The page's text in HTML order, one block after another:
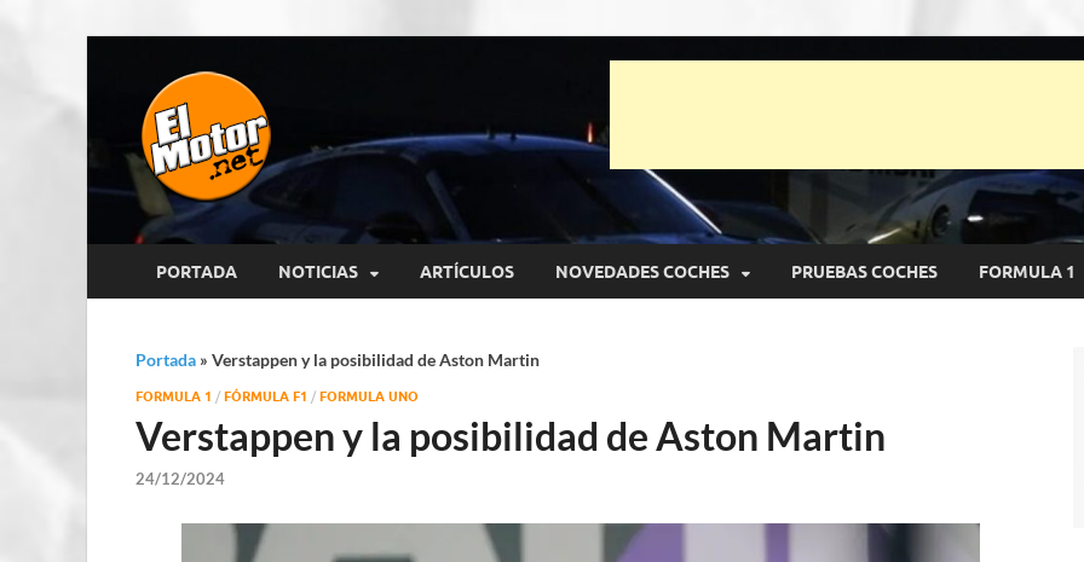
El Motor punto Net
PORTADA NOTICIAS ARTÍCULOS NOVEDADES COCHES PRUEBAS COCHES FORMULA 1
Portada » Verstappen y la posibilidad de Aston Martin
FORMULA 1 / FÓRMULA F1 / FORMULA UNO
Verstappen y la posibilidad de Aston Martin
24/12/2024